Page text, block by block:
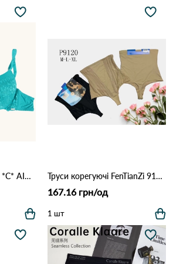
Бюстгальтер жіночий *C* AIMINA 1750 1,1 Зелений Труси корегуючі FenTianZi 9120 10а Різні кольори
167.16 грн/од
1 шт